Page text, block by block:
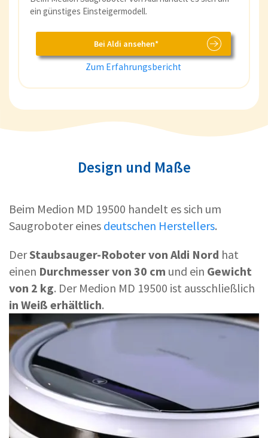
ein günstiges Einsteigermodell.
Bei Aldi ansehen*
Zum Erfahrungsbericht
Design und Maße
Beim Medion MD 19500 handelt es sich um
Saugroboter eines deutschen Herstellers.
DerStaubsauger-Roboter von Aldi Nord hat
einen Durchmesser von 30 cm und ein Gewicht
von 2 kg. Der Medion MD 19500 ist ausschließlich
in Weiß erhältlich.